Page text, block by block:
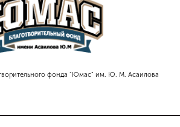
фонда "Юмас" им. Ю. М. Асаилова